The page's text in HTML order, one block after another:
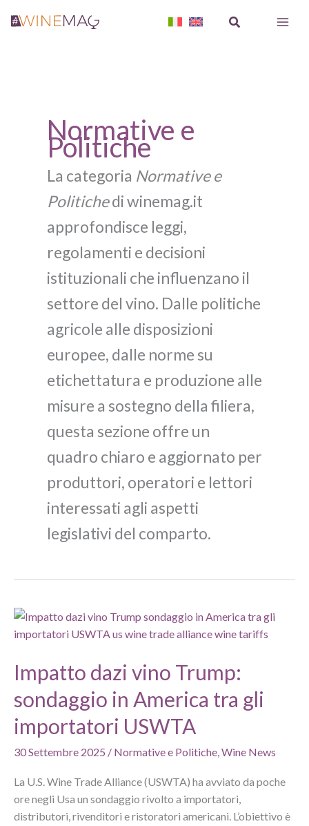
Cerca
Normative e
Politiche
La categoria Normative e
Politichedi winemag.it
approfondisce leggi,
regolamenti e decisioni
istituzionali che influenzano il
settore del vino. Dalle politiche
agricole alle disposizioni
europee, dalle norme su
etichettatura e produzione alle
misure a sostegno della filiera,
questa sezione offre un
quadro chiaro e aggiornato per
produttori, operatori e lettori
interessati agli aspetti
legislativi del comparto.
Impatto dazi vino Trump:
sondaggio in America tra gli
importatori USWTA
30 Settembre 2025 / Normative e Politiche,Wine News
La U.S. Wine Trade Alliance (USWTA) ha avviato da poche
ore negli Usa un sondaggio rivolto a importatori,
distributori, rivenditori e ristoratori americani. L’obiettivo è